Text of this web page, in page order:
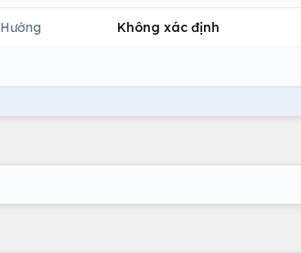
Hướng Không xác định